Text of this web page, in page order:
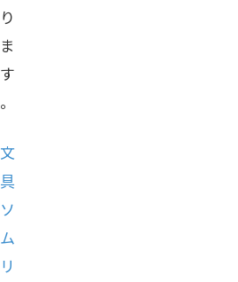
り
ま
す
。
文
具
ソ
ム
リ